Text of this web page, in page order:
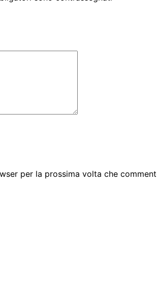
per la prossima volta che